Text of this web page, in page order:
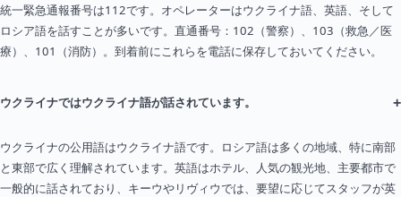
統一緊急通報番号は112です。オペレーターはウクライナ語、英語、そして
ロシア語を話すことが多いです。直通番号：102（警察）、103（救急／医
療）、101（消防）。到着前にこれらを電話に保存しておいてください。
ウクライナではウクライナ語が話されています。 +
ウクライナの公用語はウクライナ語です。ロシア語は多くの地域、特に南部
と東部で広く理解されています。英語はホテル、人気の観光地、主要都市で
一般的に話されており、キーウやリヴィウでは、要望に応じてスタッフが英